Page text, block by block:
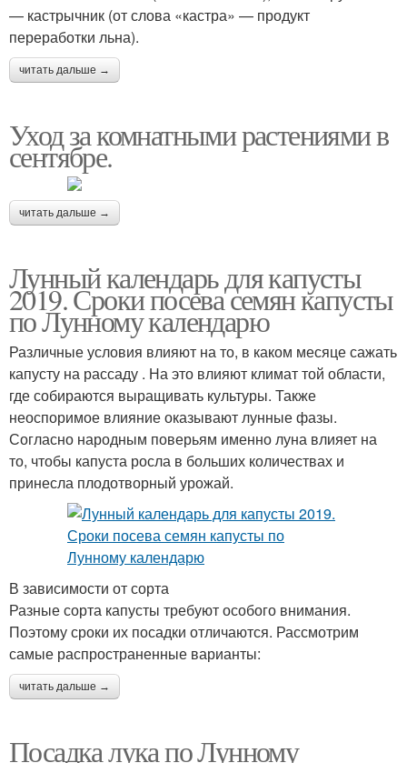
— кастрычник (от слова «кастра» — продукт
переработки льна).
читать дальше →
Уход за комнатными растениями в
сентябре.
читать дальше →
Лунный календарь для капусты
2019. Сроки посева семян капусты
по Лунному календарю
Различные условия влияют на то, в каком месяце сажать
капусту на рассаду . На это влияют климат той области,
где собираются выращивать культуры. Также
неоспоримое влияние оказывают лунные фазы.
Согласно народным поверьям именно луна влияет на
то, чтобы капуста росла в больших количествах и
принесла плодотворный урожай.
В зависимости от сорта
Разные сорта капусты требуют особого внимания.
Поэтому сроки их посадки отличаются. Рассмотрим
самые распространенные варианты:
читать дальше →
Посадка лука по Лунному